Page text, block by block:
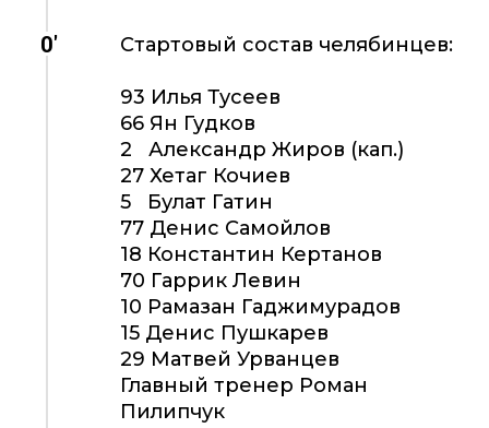
0' Стартовый состав челябинцев:
93 Илья Тусеев
66 Ян Гудков
2 Александр Жиров (кап.)
27 Хетаг Кочиев
5 Булат Гатин
77 Денис Самойлов
18 Константин Кертанов
70 Гаррик Левин
10 Рамазан Гаджимурадов
15 Денис Пушкарев
29 Матвей Урванцев
Главный тренер Роман
Пилипчук